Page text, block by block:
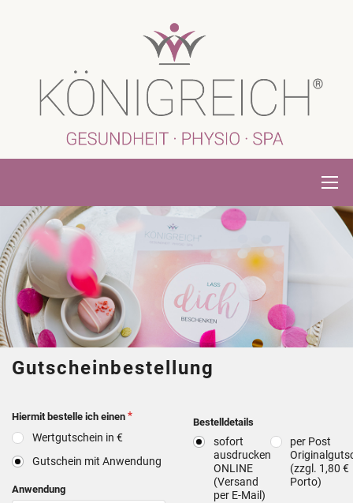
Gutscheinbestellung
Hiermit bestelle ich einen
Wertgutschein in €
Gutschein mit Anwendung
Anwendung
Bestelldetails
sofort
ausdrucken
ONLINE
(Versand
per E-Mail)
per Post
(zzgl. 1,80 €
Porto)